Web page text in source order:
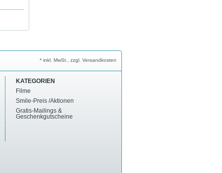
* inkl. MwSt., zzgl. Versandkosten
KATEGORIEN
Filme
Smile-Preis /Aktionen
Gratis-Mailings &
Geschenkgutscheine